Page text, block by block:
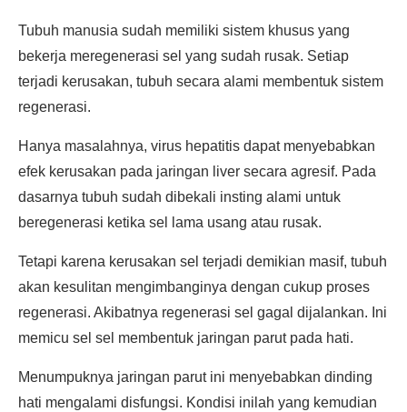
Tubuh manusia sudah memiliki sistem khusus yang
bekerja meregenerasi sel yang sudah rusak. Setiap
terjadi kerusakan, tubuh secara alami membentuk sistem
regenerasi.
Hanya masalahnya, virus hepatitis dapat menyebabkan
efek kerusakan pada jaringan liver secara agresif. Pada
dasarnya tubuh sudah dibekali insting alami untuk
beregenerasi ketika sel lama usang atau rusak.
Tetapi karena kerusakan sel terjadi demikian masif, tubuh
akan kesulitan mengimbanginya dengan cukup proses
regenerasi. Akibatnya regenerasi sel gagal dijalankan. Ini
memicu sel sel membentuk jaringan parut pada hati.
Menumpuknya jaringan parut ini menyebabkan dinding
hati mengalami disfungsi. Kondisi inilah yang kemudian